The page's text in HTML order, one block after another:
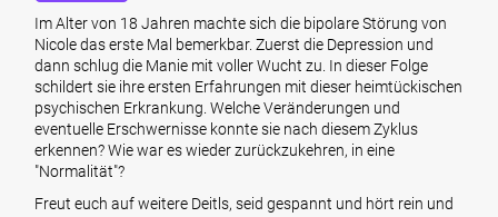
Im Alter von 18 Jahren machte sich die bipolare Störung von
Nicole das erste Mal bemerkbar. Zuerst die Depression und
dann schlug die Manie mit voller Wucht zu. In dieser Folge
schildert sie ihre ersten Erfahrungen mit dieser heimtückischen
psychischen Erkrankung. Welche Veränderungen und
eventuelle Erschwernisse konnte sie nach diesem Zyklus
erkennen? Wie war es wieder zurückzukehren, in eine
"Normalität"?
Freut euch auf weitere Deitls, seid gespannt und hört rein und